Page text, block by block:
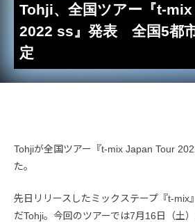
Tohji、全国ツアー『t-
2022 ss』発表 全国5都
定
Tohjiが全国ツアー『t-mix Japan Tour
た。
先日リリースしたミックステープ『t-mix
だTohji。今回のツアーでは7月16日（土